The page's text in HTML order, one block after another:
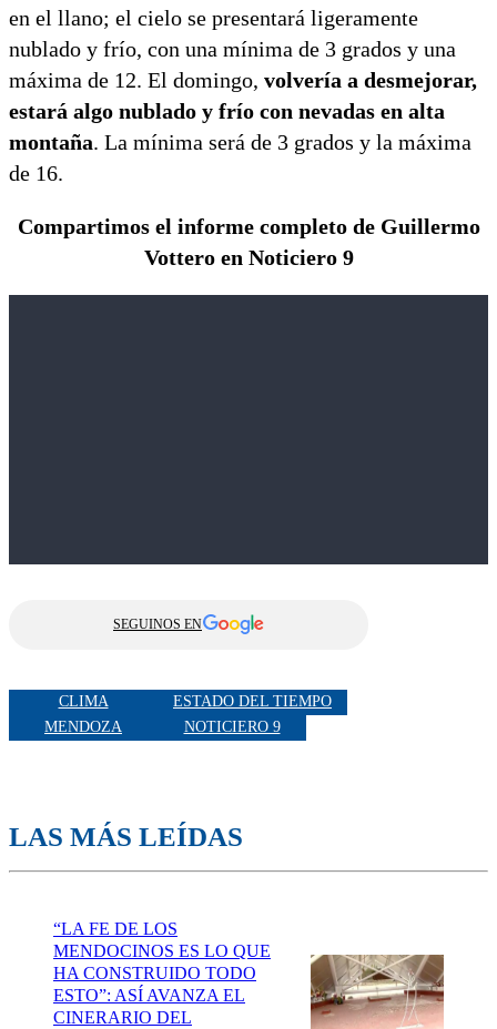
en el llano; el cielo se presentará ligeramente
nublado y frío, con una mínima de 3 grados y una
máxima de 12. El domingo, volvería a desmejorar,
estará algo nublado y frío con nevadas en alta
montaña. La mínima será de 3 grados y la máxima
de 16.
Compartimos el informe completo de Guillermo
Vottero en Noticiero 9
SEGUINOS EN
CLIMA
ESTADO DEL TIEMPO
MENDOZA
NOTICIERO 9
LAS MÁS LEÍDAS
“LA FE DE LOS
MENDOCINOS ES LO QUE
HA CONSTRUIDO TODO
ESTO”: ASÍ AVANZA EL
CINERARIO DEL